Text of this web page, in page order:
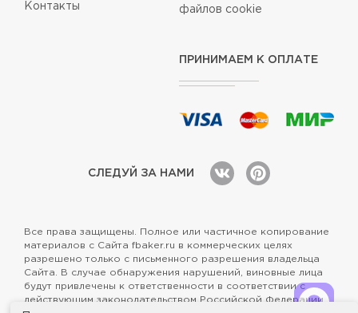
Контакты
файлов cookie
ПРИНИМАЕМ К ОПЛАТЕ
СЛЕДУЙ ЗА НАМИ
Все права защищены. Полное или частичное копирование
материалов с Сайта fbaker.ru в коммерческих целях
разрешено только с письменного разрешения владельца
Сайта. В случае обнаружения нарушений, виновные лица
будут привлечены к ответственности в соответствии с
действующим законодательством Российской Федерации.